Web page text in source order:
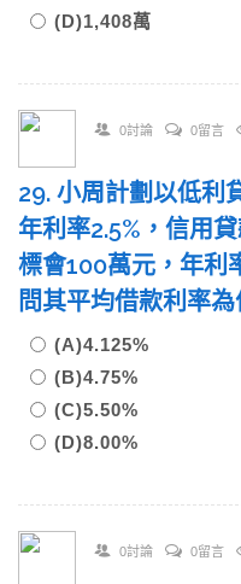
(D)1,408萬
0討論 0留言
29. 小周計劃以低利
年利率2.5%，信用
標會100萬元，年利
問其平均借款利率
(A)4.125%
(B)4.75%
(C)5.50%
(D)8.00%
0討論 0留言